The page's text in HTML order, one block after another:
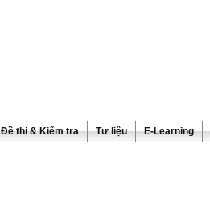
Đề thi & Kiểm tra Tư liệu E-Learning